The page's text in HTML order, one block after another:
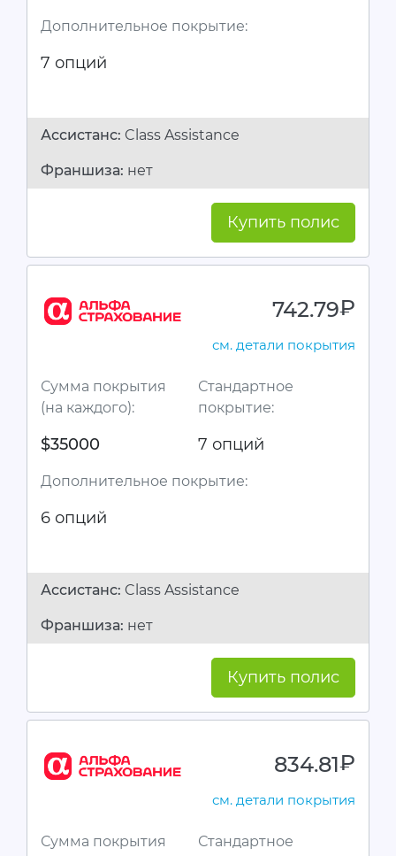
Дополнительное покрытие:
7 опций
Ассистанc: Class Assistance
Франшиза: нет
Купить полис
742.79руб.
см. детали покрытия
Сумма покрытия
(на каждого):
$35000
Стандартное
покрытие:
7 опций
Дополнительное покрытие:
6 опций
Ассистанc: Class Assistance
Франшиза: нет
Купить полис
834.81руб.
см. детали покрытия
Сумма покрытия
Стандартное